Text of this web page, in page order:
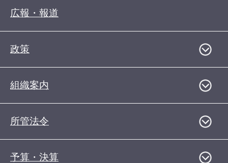
広報・報道
政策
組織案内
所管法令
予算・決算